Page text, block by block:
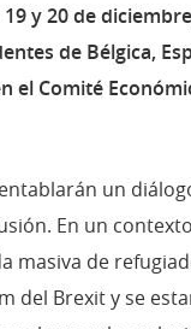
y 20 de
de Bélgica,
el Comité
un
En un
masiva de
del Brexit y se